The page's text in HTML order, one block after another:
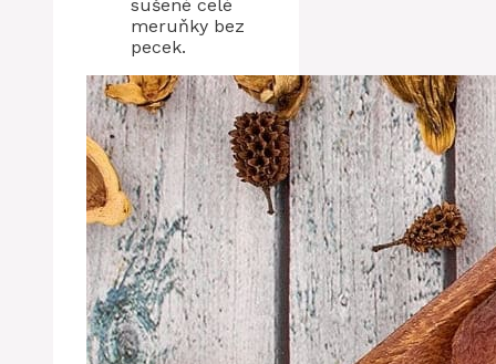
sušené celé
meruňky bez
pecek.